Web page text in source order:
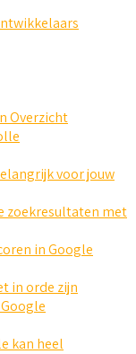
Overzicht
voor jouw
zoekresultaten met
in Google
in orde zijn
kan heel